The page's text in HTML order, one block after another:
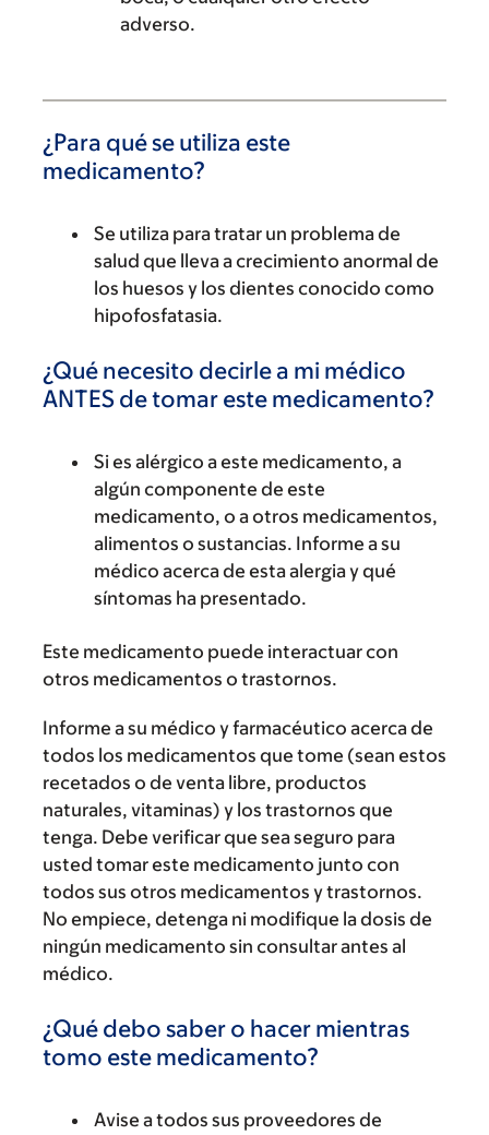
adverso.
¿Para qué se utiliza este
medicamento?
Se utiliza para tratar un problema de
salud que lleva a crecimiento anormal de
los huesos y los dientes conocido como
hipofosfatasia.
¿Qué necesito decirle a mi médico
ANTES de tomar este medicamento?
Si es alérgico a este medicamento, a
algún componente de este
medicamento, o a otros medicamentos,
alimentos o sustancias. Informe a su
médico acerca de esta alergia y qué
síntomas ha presentado.
Este medicamento puede interactuar con
otros medicamentos o trastornos.
Informe a su médico y farmacéutico acerca de
todos los medicamentos que tome (sean estos
recetados o de venta libre, productos
naturales, vitaminas) y los trastornos que
tenga. Debe verificar que sea seguro para
usted tomar este medicamento junto con
todos sus otros medicamentos y trastornos.
No empiece, detenga ni modifique la dosis de
ningún medicamento sin consultar antes al
médico.
¿Qué debo saber o hacer mientras
tomo este medicamento?
Avise a todos sus proveedores de